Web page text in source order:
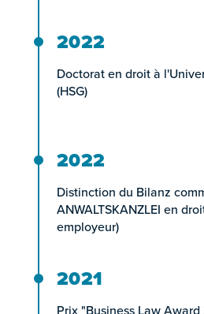
2022
Doctorat en droit à
(HSG)
2022
Distinction du Bilanz
ANWALTSKANZLEI en
employeur)
2021
Prix "Business Law